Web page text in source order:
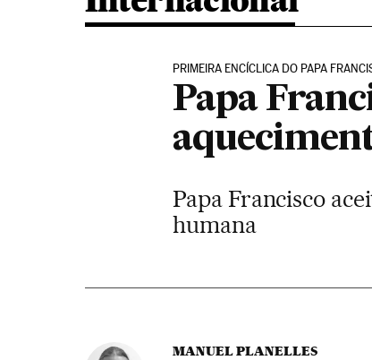
PRIMEIRA ENCÍCLICA DO PAPA
Papa
Papa Francisco
humana
MANUEL PLANELLES